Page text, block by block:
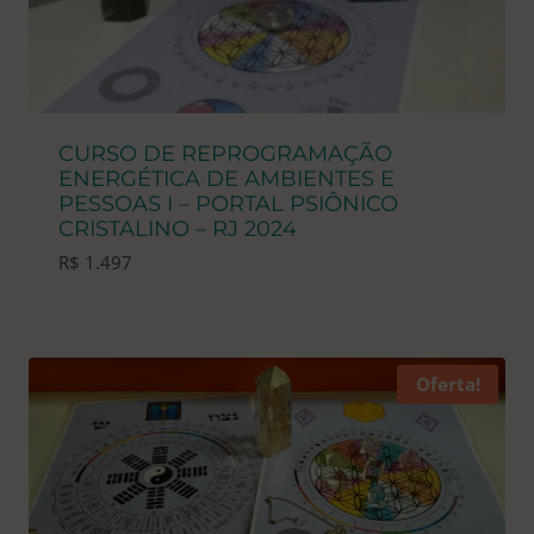
CURSO DE REPROGRAMAÇÃO
ENERGÉTICA DE AMBIENTES E
PESSOAS I – PORTAL PSIÔNICO
CRISTALINO – RJ 2024
R$ 1.497
Oferta!